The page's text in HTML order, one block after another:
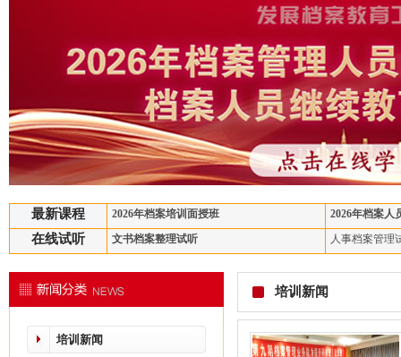
最新课程 2026年档案培训面授班 2026年档案人
在线试听 文书档案整理试听 人事档案管理
培训新闻
培训新闻